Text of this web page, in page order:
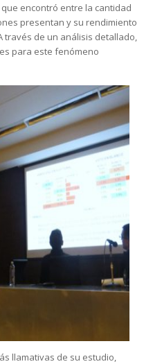
encontró entre la cantidad
presentan y su rendimiento
través de un análisis detallado,
para este fenómeno
llamativas de su estudio,